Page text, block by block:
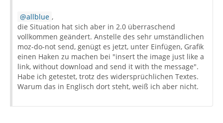
allblue ,
die Situation hat sich aber in 2.0 überraschend
vollkommen geändert. Anstelle des sehr umständlichen
moz-do-not send, genügt es jetzt, unter Einfügen, Grafik
einen Haken zu machen bei "insert the image just like a
link, without download and send it with the message".
Habe ich getestet, trotz des widersprüchlichen Textes.
Warum das in Englisch dort steht, weiß ich aber nicht.